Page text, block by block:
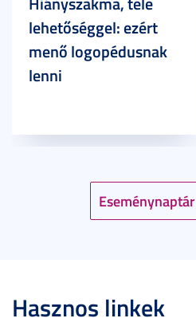
Eseménynaptár
lehetőséggel: ezért
menő logopédusnak
lenni
Hasznos linkek